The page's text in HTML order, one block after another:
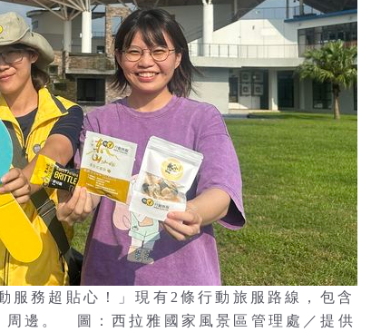
務超貼心！」現有2條行動旅服路線，包含
周邊。 圖：西拉雅國家風景區管理處／提供